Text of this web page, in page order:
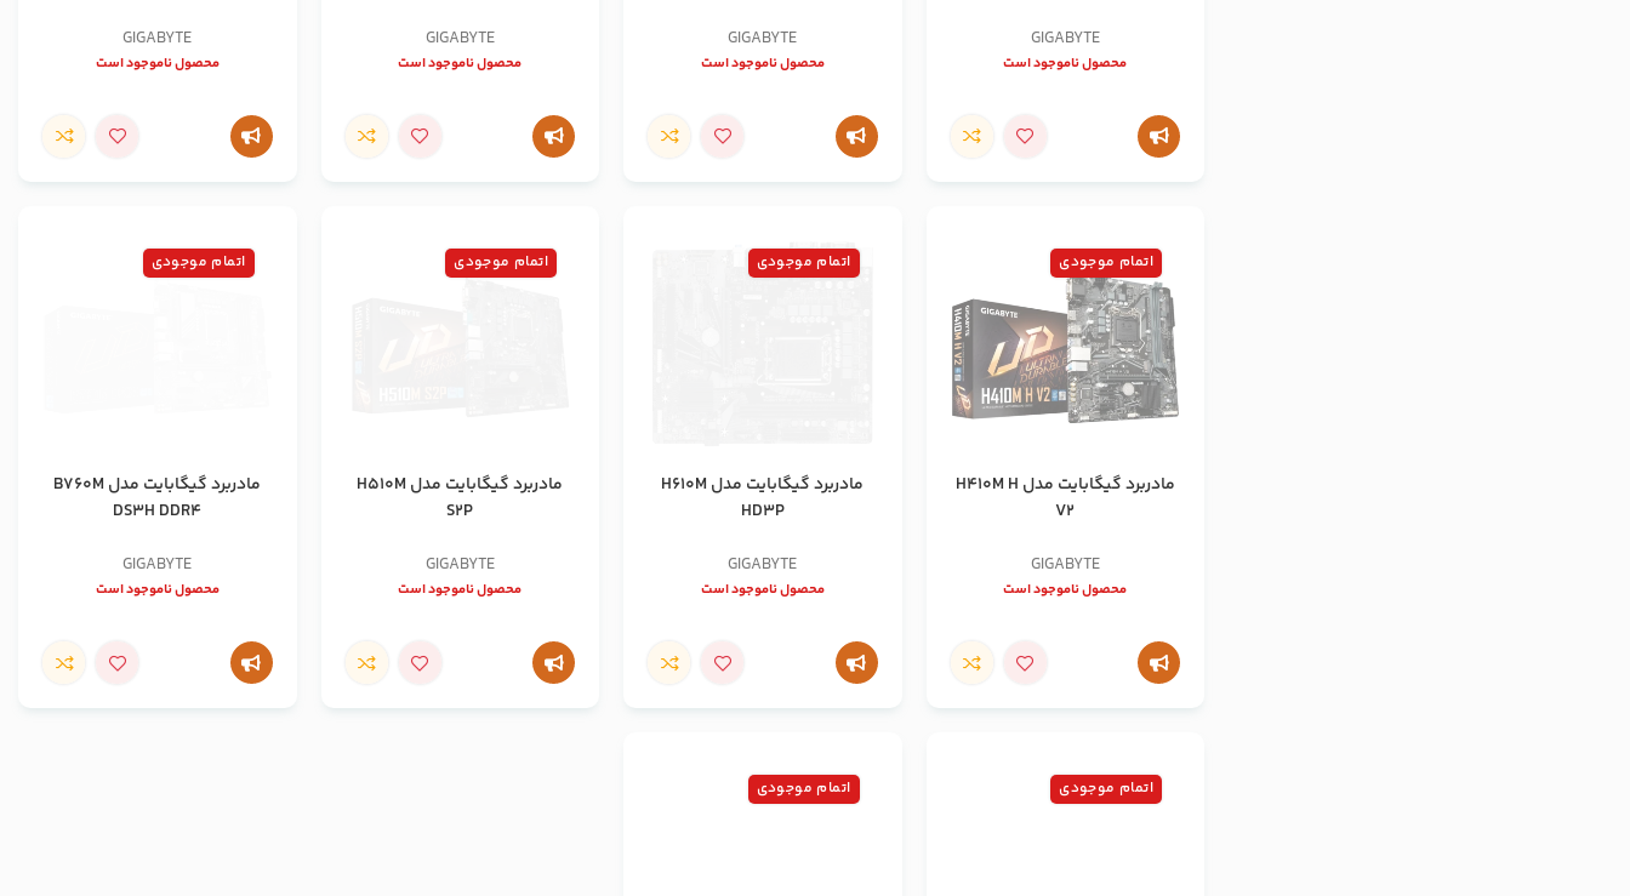
GIGABYTE
محصول ناموجود است
GIGABYTE
محصول ناموجود است
GIGABYTE
محصول ناموجود است
GIGABYTE
محصول ناموجود است
اتمام موجودی
مادربرد گیگابایت مدل H410M H
V2
GIGABYTE
محصول ناموجود است
اتمام موجودی
مادربرد گیگابایت مدل H610M
HD3P
GIGABYTE
محصول ناموجود است
اتمام موجودی
مادربرد گیگابایت مدل H510M
S2P
GIGABYTE
محصول ناموجود است
اتمام موجودی
مادربرد گیگابایت مدل B760M
DS3H DDR4
GIGABYTE
محصول ناموجود است
اتمام موجودی اتمام موجودی